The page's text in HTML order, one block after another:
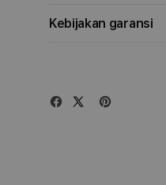
Kebijakan garansi